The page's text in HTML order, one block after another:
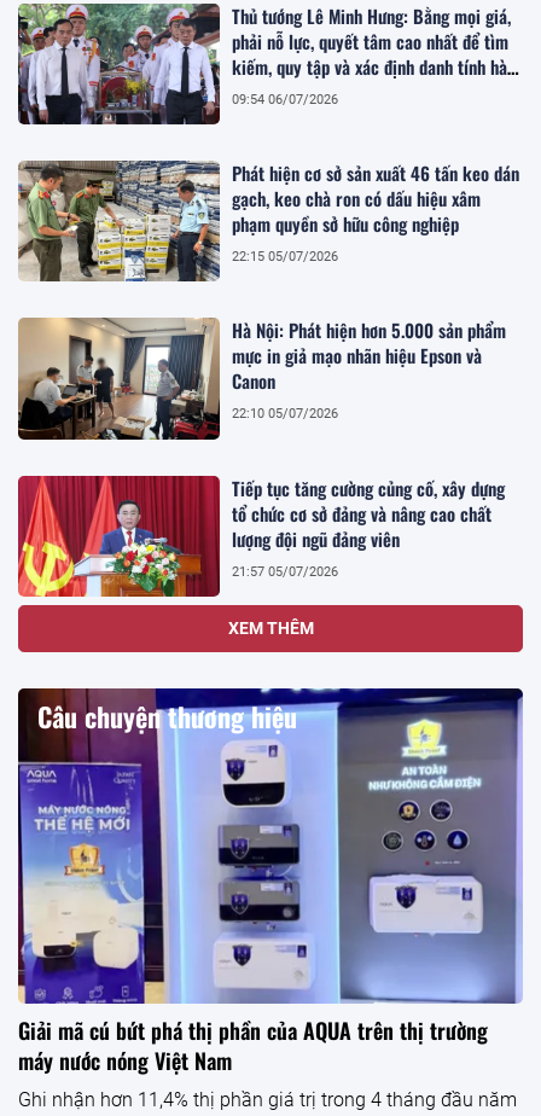
Thủ tướng Lê Minh Hưng: Bằng mọi giá,
phải nỗ lực, quyết tâm cao nhất để tìm
kiếm, quy tập và xác định danh tính hài
cốt liệt sĩ
09:54 06/07/2026
Phát hiện cơ sở sản xuất 46 tấn keo dán
gạch, keo chà ron có dấu hiệu xâm
phạm quyền sở hữu công nghiệp
22:15 05/07/2026
Hà Nội: Phát hiện hơn 5.000 sản phẩm
mực in giả mạo nhãn hiệu Epson và
Canon
22:10 05/07/2026
Tiếp tục tăng cường củng cố, xây dựng
tổ chức cơ sở đảng và nâng cao chất
lượng đội ngũ đảng viên
21:57 05/07/2026
XEM THÊM
Câu chuyện thương hiệu
Giải mã cú bứt phá thị phần của AQUA trên thị trường
máy nước nóng Việt Nam
Ghi nhận hơn 11,4% thị phần giá trị trong 4 tháng đầu năm